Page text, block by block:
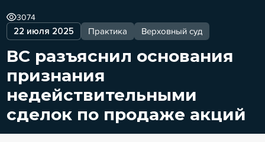
22 июля 2025 Практика Верховный суд
3074
ВС разъяснил основания
признания
недействительными
сделок по продаже акций